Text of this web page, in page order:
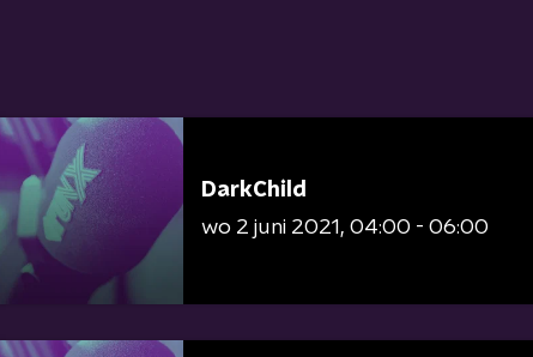
DarkChild
wo 2 juni 2021
04:00 - 06:00